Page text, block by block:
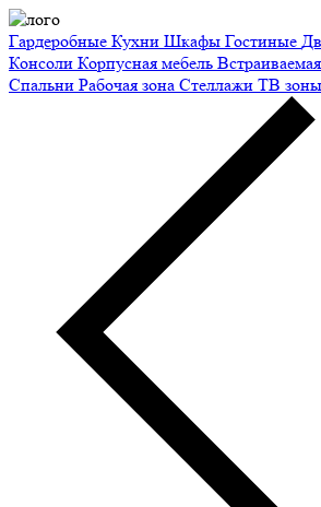
Гардеробные Кухни Шкафы Гостиные
Консоли Корпусная мебель
Спальни Рабочая зона Стеллажи ТВ зоны